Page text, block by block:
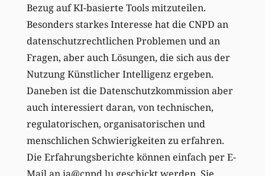
Bezug auf KI-basierte Tools mitzuteilen.
Besonders starkes Interesse hat die CNPD an
datenschutzrechtlichen Problemen und an
Fragen, aber auch Lösungen, die sich aus der
Nutzung Künstlicher Intelligenz ergeben.
Daneben ist die Datenschutzkommission aber
auch interessiert daran, von technischen,
regulatorischen, organisatorischen und
menschlichen Schwierigkeiten zu erfahren.
Die Erfahrungsberichte können einfach per E-